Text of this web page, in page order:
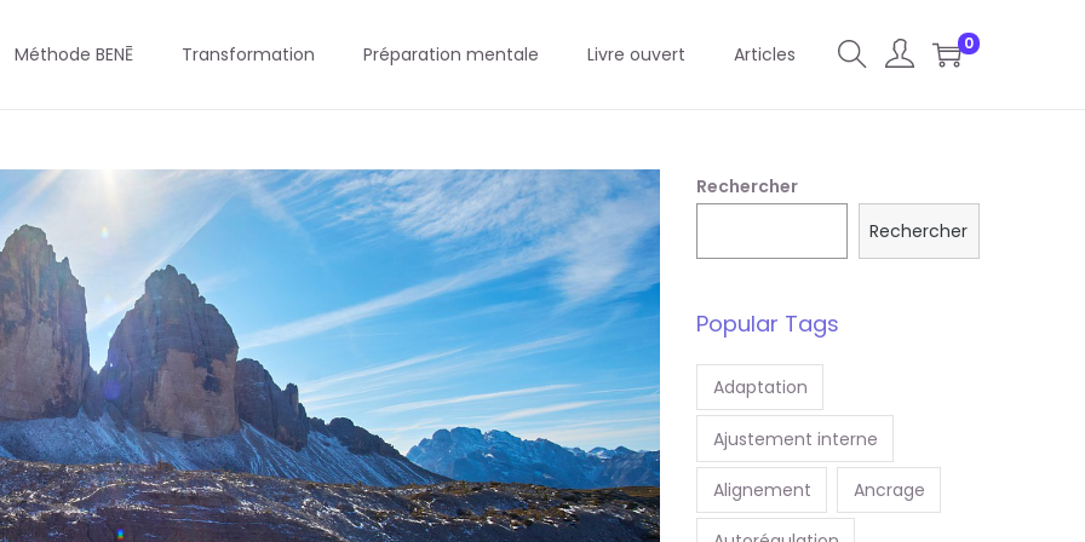
Méthode BENĒ Transformation Préparation mentale Livre ouvert Articles 0
Rechercher
Rechercher
Popular Tags
Adaptation
Ajustement interne
Alignement Ancrage